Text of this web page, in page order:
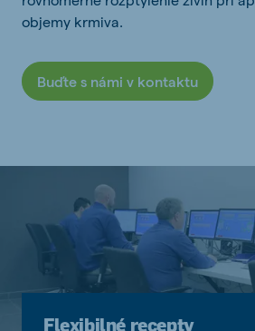
objemy krmiva.
Buďte s námi v kontaktu
Flexibilné recepty